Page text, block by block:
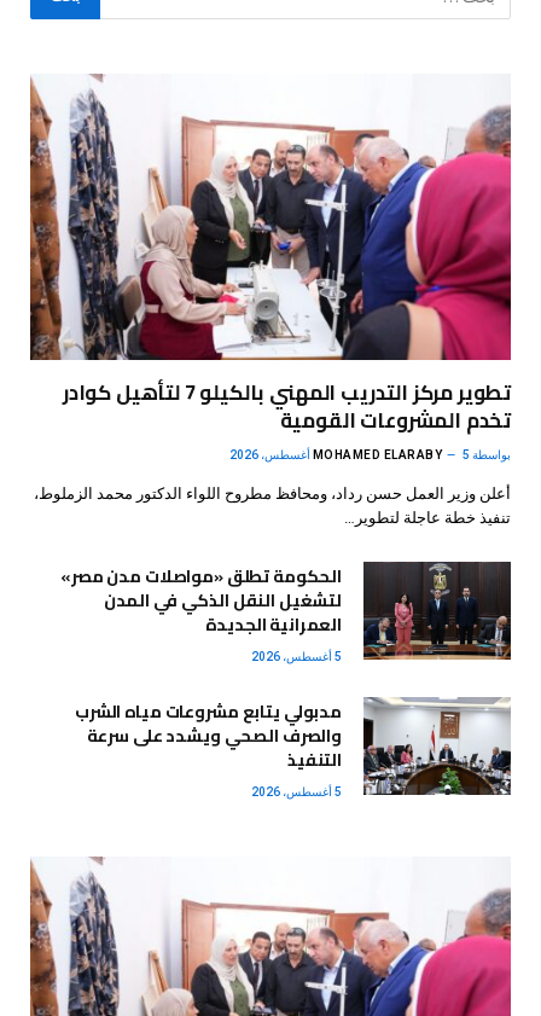
تطوير مركز التدريب المهني بالكيلو 7 لتأهيل كوادر
تخدم المشروعات القومية
بواسطة MOHAMED ELARABY 5 أغسطس، 2026
أعلن وزير العمل حسن رداد، ومحافظ مطروح اللواء الدكتور محمد الزملوط،
تنفيذ خطة عاجلة لتطوير…
الحكومة تطلق «مواصلات مدن مصر»
لتشغيل النقل الذكي في المدن
العمرانية الجديدة
5 أغسطس، 2026
مدبولي يتابع مشروعات مياه الشرب
والصرف الصحي ويشدد على سرعة
التنفيذ
5 أغسطس، 2026